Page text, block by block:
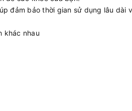
đảm bảo thời gian sử dụng lâu dài
khác nhau